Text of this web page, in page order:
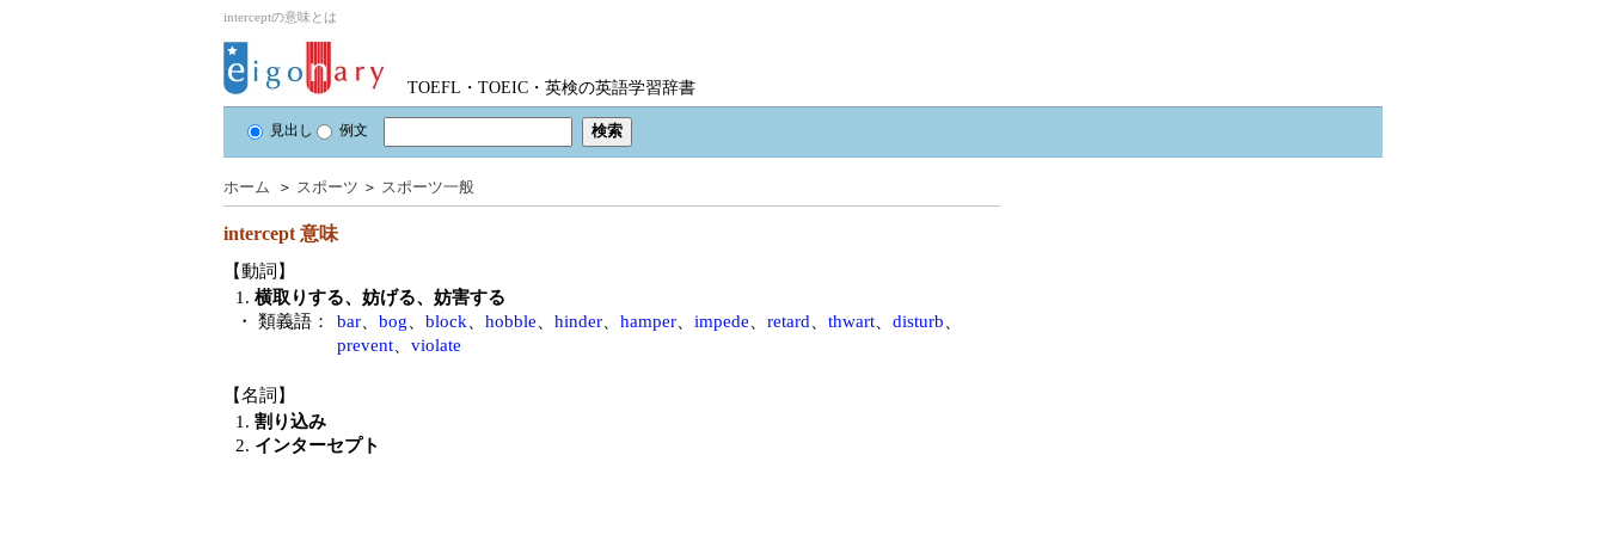
interceptの意味とは
TOEFL・TOEIC・英検の英語学習辞書
見出し 例文
ホーム ＞ スポーツ ＞ スポーツ一般
intercept 意味
【動詞】
1. 横取りする、妨げる、妨害する
・ 類義語：
bar bog block hobble hinder hamper impede retard thwart disturb
prevent
violate
【名詞】
1. 割り込み
2. インターセプト